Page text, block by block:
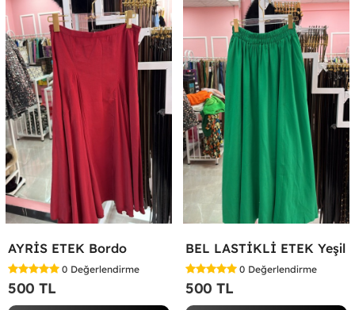
AYRİS ETEK Bordo
0 Değerlendirme
500 TL
BEL LASTİKLİ ETEK Yeşil
0 Değerlendirme
500 TL